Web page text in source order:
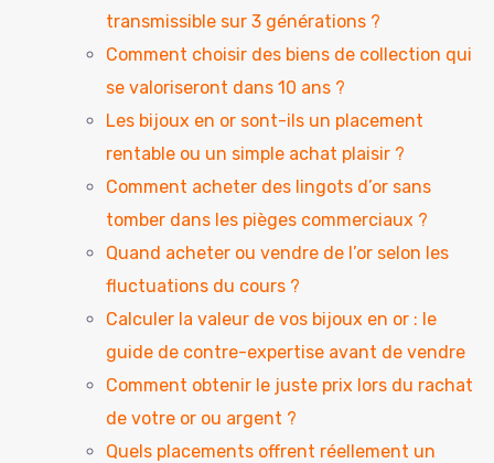
transmissible sur 3 générations ?
Comment choisir des biens de collection qui
se valoriseront dans 10 ans ?
Les bijoux en or sont-ils un placement
rentable ou un simple achat plaisir ?
Comment acheter des lingots d’or sans
tomber dans les pièges commerciaux ?
Quand acheter ou vendre de l’or selon les
fluctuations du cours ?
Calculer la valeur de vos bijoux en or : le
guide de contre-expertise avant de vendre
Comment obtenir le juste prix lors du rachat
de votre or ou argent ?
Quels placements offrent réellement un